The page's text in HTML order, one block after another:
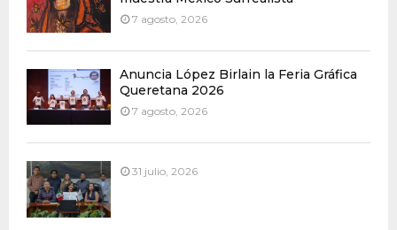
7 agosto, 2026
Anuncia López Birlain la Feria Gráfica
Queretana 2026
7 agosto, 2026
31 julio, 2026